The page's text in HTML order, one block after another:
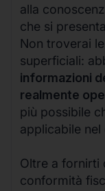
alla
che si
Non troverai
superficiali:
informazioni
realmente
più possibile
applicabile
Oltre a fornirti
conformità